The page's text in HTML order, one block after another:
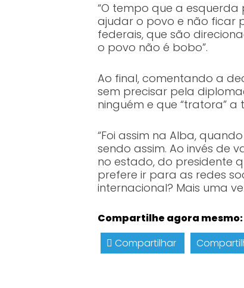
“O tempo que a
ajudar o povo e não ficar
federais, que são
o povo não é bobo”.
Ao final, comentando a
sem precisar pela
ninguém e que “tratora”
“Foi assim na Alba,
sendo assim. Ao invés de
no estado, do presidente
prefere ir para as redes
internacional? Mais uma
Compartilhe agora mesmo:
Compartilhar